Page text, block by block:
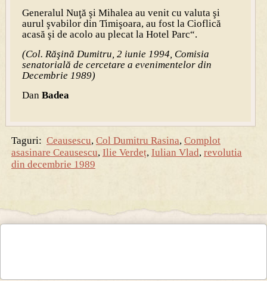
Generalul Nuţă şi Mihalea au venit cu valuta şi
aurul şvabilor din Timişoara, au fost la Cioflică
acasă şi de acolo au plecat la Hotel Parc“.
(Col. Răşină Dumitru, 2 iunie 1994, Comisia
senatorială de cercetare a evenimentelor din
Decembrie 1989)
Dan Badea
Taguri: Ceausescu, Col Dumitru Rasina, Complot
asasinare Ceausescu, Ilie Verdeț, Iulian Vlad, revolutia
din decembrie 1989